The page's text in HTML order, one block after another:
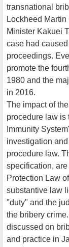
transnational
Lockheed
Minister Kakuei
case had
proceedings.
promote the
1980 and the
in 2016.
The impact of
procedure law is
Immunity
investigation
procedure law.
specification,
Protection Law
substantive law
"duty" and the
the bribery
discussed on
and practice in